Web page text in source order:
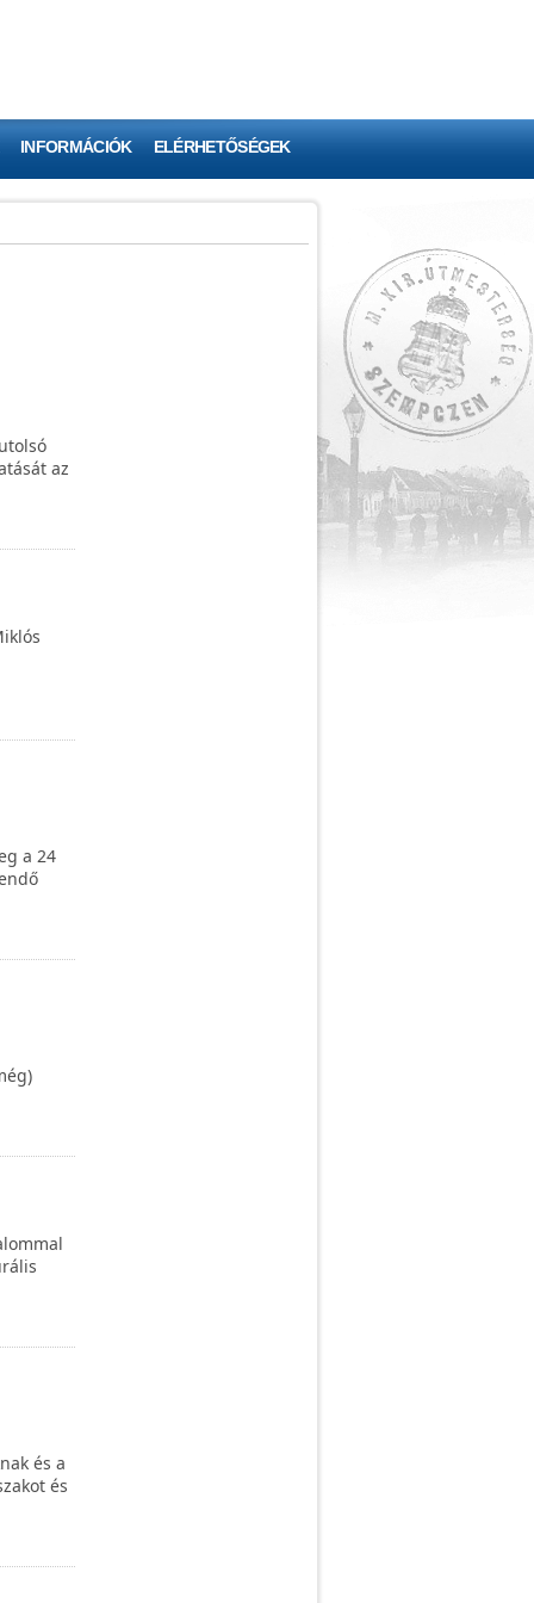
INFORMÁCIÓK ELÉRHETŐSÉGEK
az
a 24
és a
és